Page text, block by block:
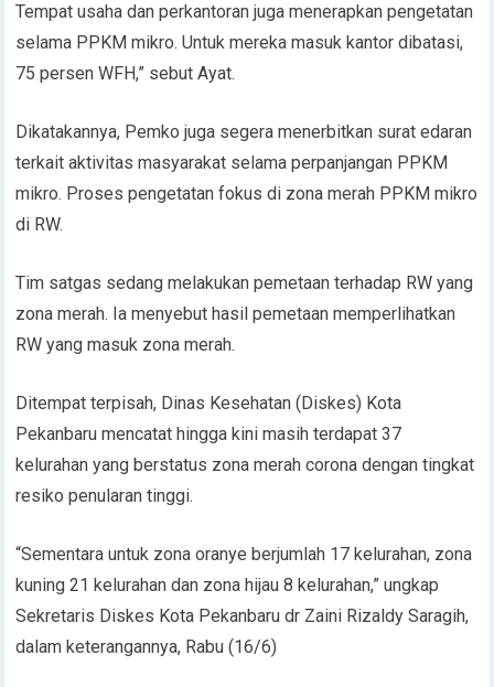
Tempat usaha dan perkantoran juga menerapkan pengetatan
selama PPKM mikro. Untuk mereka masuk kantor dibatasi,
75 persen WFH,” sebut Ayat.
Dikatakannya, Pemko juga segera menerbitkan surat edaran
terkait aktivitas masyarakat selama perpanjangan PPKM
mikro. Proses pengetatan fokus di zona merah PPKM mikro
di RW.
Tim satgas sedang melakukan pemetaan terhadap RW yang
zona merah. Ia menyebut hasil pemetaan memperlihatkan
RW yang masuk zona merah.
Ditempat terpisah, Dinas Kesehatan (Diskes) Kota
Pekanbaru mencatat hingga kini masih terdapat 37
kelurahan yang berstatus zona merah corona dengan tingkat
resiko penularan tinggi.
“Sementara untuk zona oranye berjumlah 17 kelurahan, zona
kuning 21 kelurahan dan zona hijau 8 kelurahan,” ungkap
Sekretaris Diskes Kota Pekanbaru dr Zaini Rizaldy Saragih,
dalam keterangannya, Rabu (16/6)